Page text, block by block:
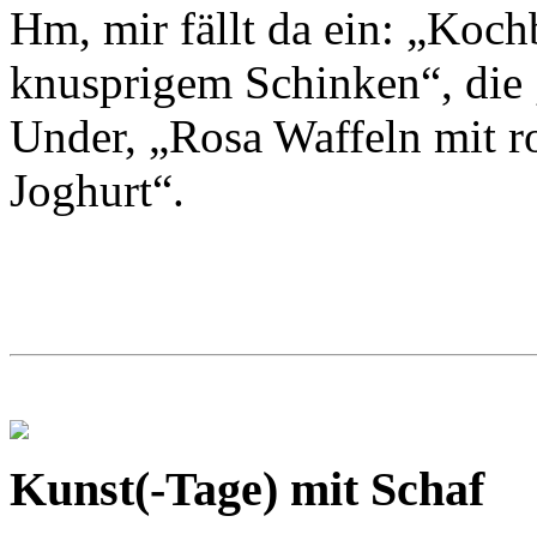
Hm, mir fällt da ein:
knusprigem Schinken“,
Under, „Rosa Waffeln mit
Joghurt“.
Kunst(-Tage) mit Schaf